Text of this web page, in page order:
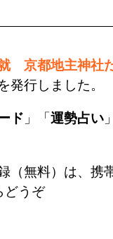
京都地主神社
発行しました。
ド 」「運勢占い
（無料）は、携
どうぞ